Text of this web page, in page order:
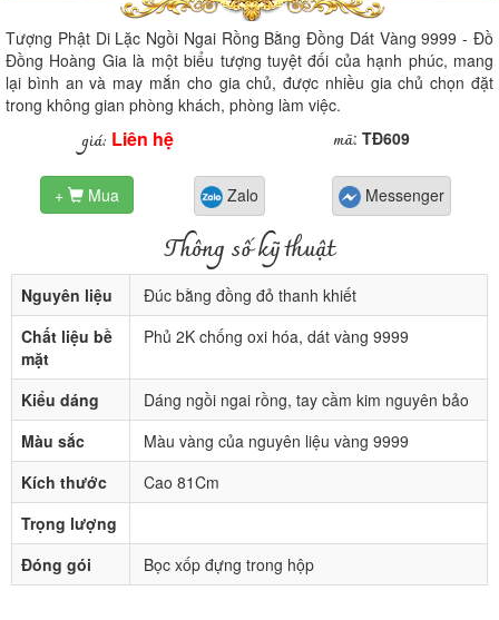
Tượng Phật Di Lặc Ngồi Ngai Rồng Bằng Đồng Dát Vàng 9999 - Đồ
Đồng Hoàng Gia là một biểu tượng tuyệt đối của hạnh phúc, mang
lại bình an và may mắn cho gia chủ, được nhiều gia chủ chọn đặt
trong không gian phòng khách, phòng làm việc.
giá: Liên hệ mã: TĐ609
+ Mua Zalo Messenger
Thông số kỹ thuật
Nguyên liệu
Đúc bằng đồng đỏ thanh khiết
Chất liệu bề
mặt
Phủ 2K chống oxi hóa, dát vàng 9999
Kiểu dáng
Dáng ngồi ngai rồng, tay cầm kim nguyên bảo
Màu sắc
Màu vàng của nguyên liệu vàng 9999
Kích thước
Cao 81Cm
Trọng lượng
Đóng gói
Bọc xốp đựng trong hộp